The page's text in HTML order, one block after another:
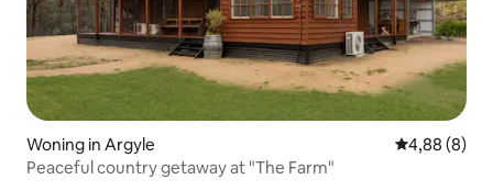
Woning in Argyle Gemiddelde
4,88 (8)
Peaceful country getaway at "The Farm"